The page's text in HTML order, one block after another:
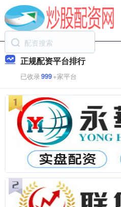
正规配资平台排行
已收录999+家平台